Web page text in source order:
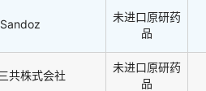
Sandoz
未进口原研药
品
共株式会社
未进口原研药
品